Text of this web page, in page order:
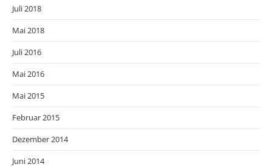
Juli 2018
Mai 2018
Juli 2016
Mai 2016
Mai 2015
Februar 2015
Dezember 2014
Juni 2014